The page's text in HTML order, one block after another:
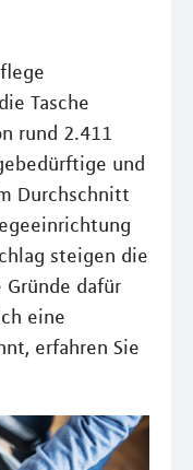
Tasche
rund 2.411
und
Durchschnitt
steigen die
dafür
eine
erfahren Sie